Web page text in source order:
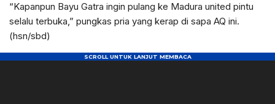
“Kapanpun Bayu Gatra ingin pulang ke Madura united pintu
selalu terbuka,” pungkas pria yang kerap di sapa AQ ini.
(hsn/sbd)